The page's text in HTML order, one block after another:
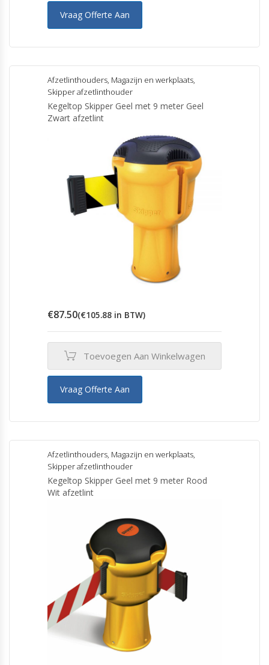
Vraag Offerte Aan
Afzetlinthouders, Magazijn en werkplaats,
Skipper afzetlinthouder
Kegeltop Skipper Geel met 9 meter Geel
Zwart afzetlint
€87.50(€105.88 in BTW)
Toevoegen Aan Winkelwagen
Vraag Offerte Aan
Afzetlinthouders, Magazijn en werkplaats,
Skipper afzetlinthouder
Kegeltop Skipper Geel met 9 meter Rood
Wit afzetlint